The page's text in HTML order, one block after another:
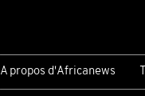
A propos d'Africanews